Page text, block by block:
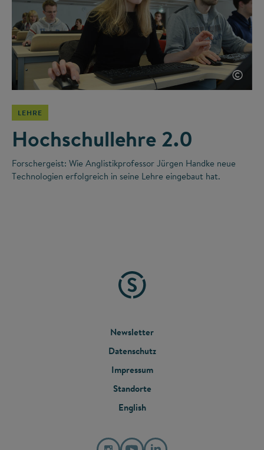
©
LEHRE
Hochschullehre 2.0
Forschergeist: Wie Anglistikprofessor Jürgen Handke neue
Technologien erfolgreich in seine Lehre eingebaut hat.
FOOTER
MENU
Newsletter
Datenschutz
Impressum
Standorte
English